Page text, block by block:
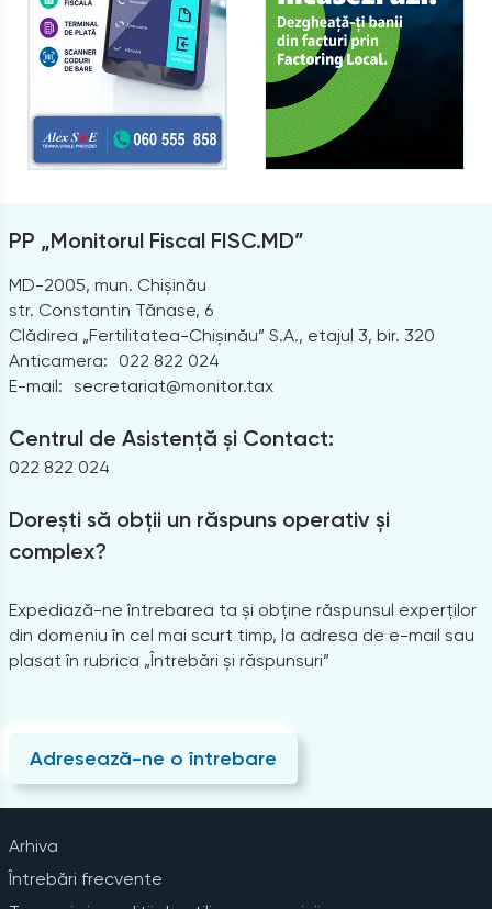
PP „Monitorul Fiscal FISC.MD”
MD-2005, mun. Chișinău
str. Constantin Tănase, 6
Clădirea „Fertilitatea-Chișinău” S.A., etajul 3, bir. 320
Anticamera:
022 822 024
E-mail: secretariat@monitor.tax
Centrul de Asistență și Contact:
022 822 024
Dorești să obții un răspuns operativ și
complex?
Expediază-ne întrebarea ta și obține răspunsul experților
din domeniu în cel mai scurt timp, la adresa de e-mail sau
plasat în rubrica „Întrebări și răspunsuri”
Adresează-ne o întrebare
Arhiva
Întrebări frecvente